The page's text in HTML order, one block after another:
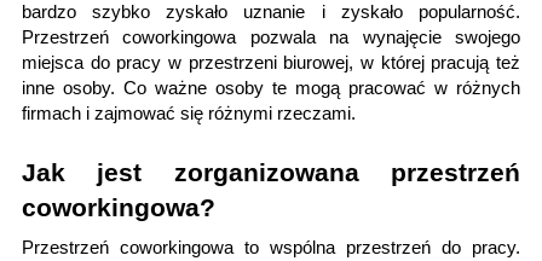
bardzo szybko zyskało uznanie i zyskało popularność.
Przestrzeń coworkingowa pozwala na wynajęcie swojego
miejsca do pracy w przestrzeni biurowej, w której pracują też
inne osoby. Co ważne osoby te mogą pracować w różnych
firmach i zajmować się różnymi rzeczami.
Jak jest zorganizowana przestrzeń
coworkingowa?
Przestrzeń coworkingowa to wspólna przestrzeń do pracy.